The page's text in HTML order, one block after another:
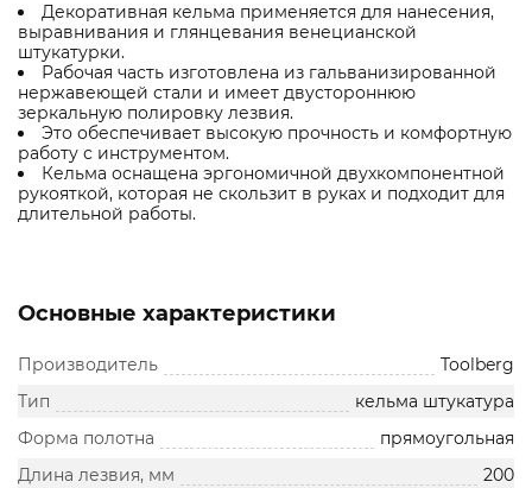
Декоративная кельма применяется для нанесения,
выравнивания и глянцевания венецианской
штукатурки.
Рабочая часть изготовлена из гальванизированной
нержавеющей стали и имеет двустороннюю
зеркальную полировку лезвия.
Это обеспечивает высокую прочность и комфортную
работу с инструментом.
Кельма оснащена эргономичной двухкомпонентной
рукояткой, которая не скользит в руках и подходит для
длительной работы.
Основные характеристики
Производитель
Toolberg
Тип
кельма штукатура
Форма полотна
прямоугольная
Длина лезвия, мм
200